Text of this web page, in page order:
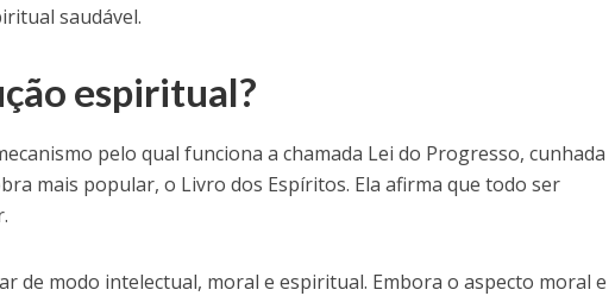
saudável.
espiritual?
pelo qual funciona a chamada Lei do Progresso, cunhada
mais popular, o Livro dos Espíritos. Ela afirma que todo ser
de modo intelectual, moral e espiritual. Embora o aspecto moral e